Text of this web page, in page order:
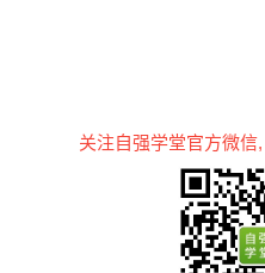
关注自强学堂官方微信